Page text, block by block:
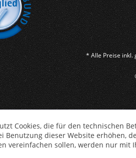
* Alle Preise inkl.
Cookies, die für den technischen
Benutzung dieser Website erhöhen,
vereinfachen sollen, werden nur mit